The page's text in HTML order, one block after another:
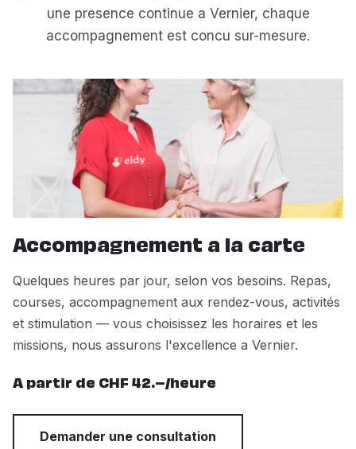
une presence continue a Vernier, chaque
accompagnement est concu sur-mesure.
Accompagnement a la carte
Quelques heures par jour, selon vos besoins. Repas,
courses, accompagnement aux rendez-vous, activités
et stimulation — vous choisissez les horaires et les
missions, nous assurons l'excellence a Vernier.
A partir de CHF 42.–/heure
Demander une consultation